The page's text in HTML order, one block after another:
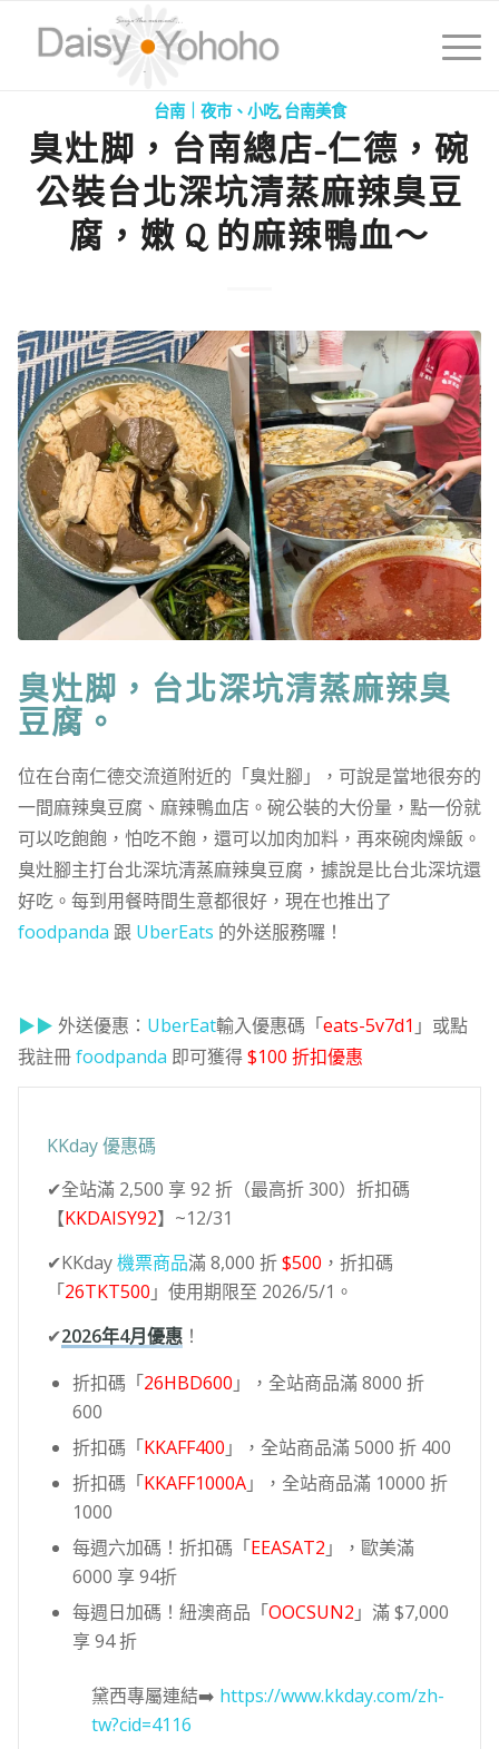
台南｜夜市、小吃,台南美食
臭灶脚，台南總店-仁德，碗
公裝台北深坑清蒸麻辣臭豆
腐，嫩 Q 的麻辣鴨血～
臭灶脚，台北深坑清蒸麻辣臭
豆腐。
位在台南仁德交流道附近的「臭灶腳」，可說是當地很夯的
一間麻辣臭豆腐、麻辣鴨血店。碗公裝的大份量，點一份就
可以吃飽飽，怕吃不飽，還可以加肉加料，再來碗肉燥飯。
臭灶腳主打台北深坑清蒸麻辣臭豆腐，據說是比台北深坑還
好吃。每到用餐時間生意都很好，現在也推出了
foodpanda 跟 UberEats 的外送服務囉！
▶▶ 外送優惠： UberEat輸入優惠碼「eats-5v7d1 」或點
我註冊foodpanda 即可獲得$100 折扣優惠
KKday 優惠碼
✔全站滿 2,500 享 92 折（最高折 300）折扣碼
【KKDAISY92】~12/31
✔KKday機票商品滿 8,000 折$500 ，折扣碼
「26TKT500 」使用期限至 2026/5/1。
✔2026年4月優惠！
折扣碼「26HBD600 」，全站商品滿 8000 折
600
折扣碼「KKAFF400 」，全站商品滿 5000 折 400
折扣碼「KKAFF1000A」，全站商品滿 10000 折
1000
每週六加碼！折扣碼「EEASAT2 」，歐美滿
6000 享 94折
每週日加碼！紐澳商品「OOCSUN2 」滿 $7,000
享 94 折
黛西專屬連結➡️ https://www.kkday.com/zh-
tw?cid=4116